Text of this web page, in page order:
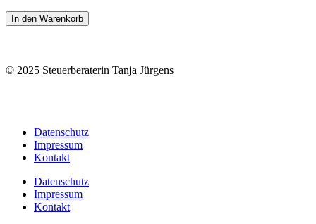
Check-
Up
In den Warenkorb
© 2025 Steuerberaterin Tanja Jürgens
Datenschutz
Impressum
Kontakt
Datenschutz
Impressum
Kontakt